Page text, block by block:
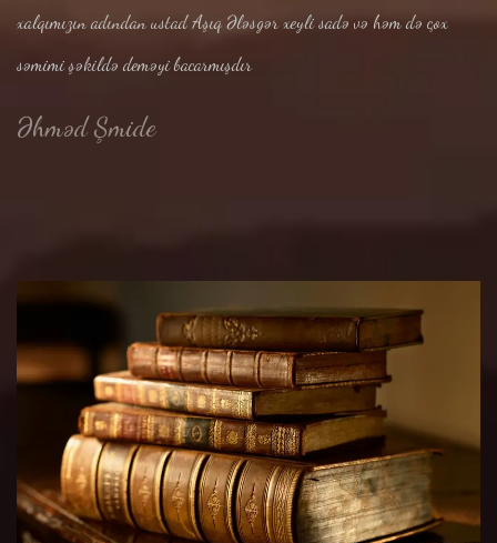
xalqımızın adından ustad Aşıq Ələsgər xeyli sadə və həm də çox
səmimi şəkildə deməyi bacarmışdır
Əhməd Şmide